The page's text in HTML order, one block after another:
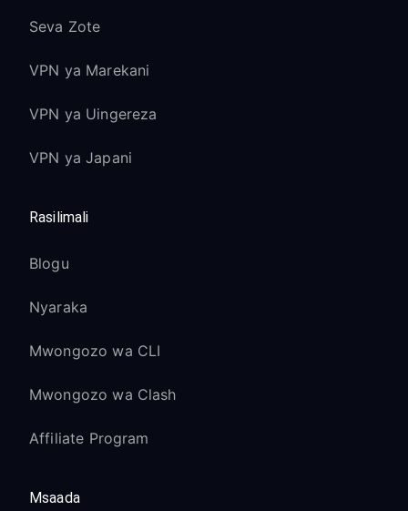
Seva Zote
VPN ya Marekani
VPN ya Uingereza
VPN ya Japani
Rasilimali
Blogu
Nyaraka
Mwongozo wa CLI
Mwongozo wa Clash
Affiliate Program
Msaada